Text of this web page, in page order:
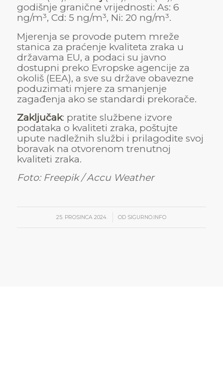
godišnje granične vrijednosti: As: 6
ng/m³, Cd: 5 ng/m³, Ni: 20 ng/m³.
Mjerenja se provode putem mreže
stanica za praćenje kvaliteta zraka u
državama EU, a podaci su javno
dostupni preko Evropske agencije za
okoliš (EEA), a sve su države obavezne
poduzimati mjere za smanjenje
zagađenja ako se standardi prekorače.
Zaključak: pratite službene izvore
podataka o kvaliteti zraka, poštujte
upute nadležnih službi i prilagodite svoj
boravak na otvorenom trenutnoj
kvaliteti zraka.
Foto: Freepik / Accu Weather
25. PROSINCA 2024.
/ OD SIGURNO.INFO